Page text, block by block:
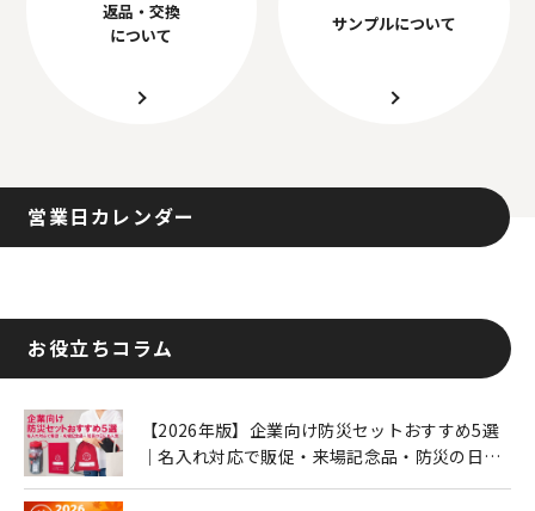
返品・交換
について
サンプルについて
営業日カレンダー
お役立ちコラム
【2026年版】企業向け防災セットおすすめ5選
｜名入れ対応で販促・来場記念品・防災の日に